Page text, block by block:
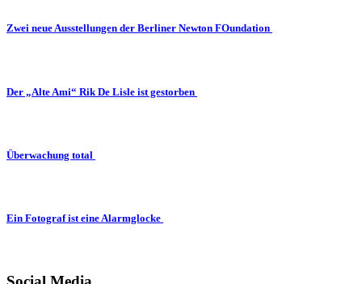
Zwei neue Ausstellungen der Berliner Newton FOundation
Der „Alte Ami“ Rik De Lisle ist gestorben
Überwachung total
Ein Fotograf ist eine Alarmglocke